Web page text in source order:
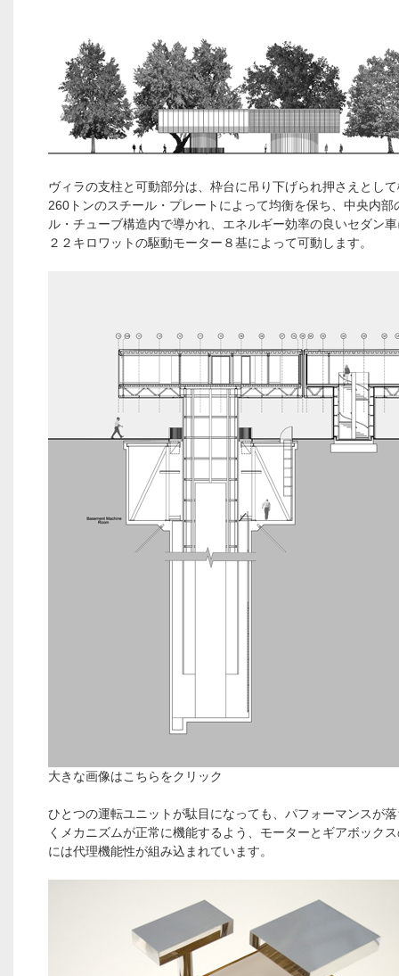
ヴィラの支柱と可動部分は、枠台に吊り下げられ押さえとし
260トンのスチール・プレートによって均衡を保ち、中央内部
ル・チューブ構造内で導かれ、エネルギー効率の良いセダン
２２キロワットの駆動モーター８基によって可動します。
大きな画像はこちらをクリック
ひとつの運転ユニットが駄目になっても、パフォーマンスが
くメカニズムが正常に機能するよう、モーターとギアボック
には代理機能性が組み込まれています。